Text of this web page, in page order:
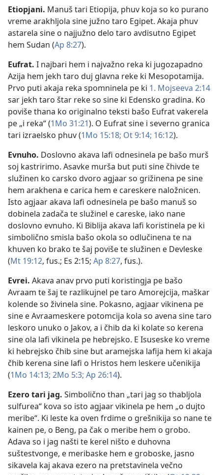
Etiopjani. Manuš tari Etiopija, phuv koja so ko purano
vreme arakhljola sine južno taro Egipet. Akaja phuv
astarela sine o najjužno delo taro avdisutno Egipet
hem Sudan (Ap 8:27).
Eufrat. I najbari hem i najvažno reka ki jugozapadno
Azija hem jekh taro duj glavna reke ki Mesopotamija.
Prvo puti akaja reka spomninela pe ki 1. Mojseeva 2:14
sar jekh taro štar reke so sine ki Edensko gradina. Ko
poviše thana ko originalno teksti bašo Eufrat vakerela
pe „i reka“ (1Mo 31:21). O Eufrat sine i severno granica
tari izraelsko phuv (1Mo 15:18; Ot 9:14; 16:12).
Evnuho. Doslovno akava lafi odnesinela pe bašo murš
soj kastririmo. Asavke murša but puti sine čhivde te
služinen ko carsko dvoro agjaar so grižinena pe sine
hem arakhena e carica hem e careskere naložnicen.
Isto agjaar akava lafi odnesinela pe bašo manuš so
dobinela zadača te služinel e careske, iako nane
doslovno evnuho. Ki Biblija akava lafi koristinela pe ki
simbolično smisla bašo okola so odlučinena te na
khuven ko brako te šaj poviše te služinen e Devleske
(Mt 19:12, fus.; Es 2:15; Ap 8:27, fus.).
Evrei. Akava anav prvo puti koristingja pe bašo
Avraam te šaj te razlikujnel pe taro Amorejcija, maškar
kolende so živinela sine. Pokasno, agjaar vikinena pe
sine e Avraameskere potomcija kola so avena sine taro
leskoro unuko o Jakov, a i čhib da ki kolate so kerena
sine ola lafi vikinela pe hebrejsko. E Isuseske ko vreme
ki hebrejsko čhib sine but aramejska lafija hem ki akaja
čhib kerena sine lafi o Hristos hem leskere učenikija
(1Mo 14:13; 2Mo 5:3; Ap 26:14).
Ezero tari jag. Simbolično than „tari jag so thabljola
sulfurea“ kova so isto agjaar vikinela pe hem „o dujto
meribe“. Ki leste ka oven frdime o grešnikija so nane te
kainen pe, o Beng, pa čak o meribe hem o grobo.
Adava so i jag našti te kerel ništo e duhovna
suštestvonge, e meribaske hem e groboske, jasno
sikavela kaj akava ezero na pretstavinela večno